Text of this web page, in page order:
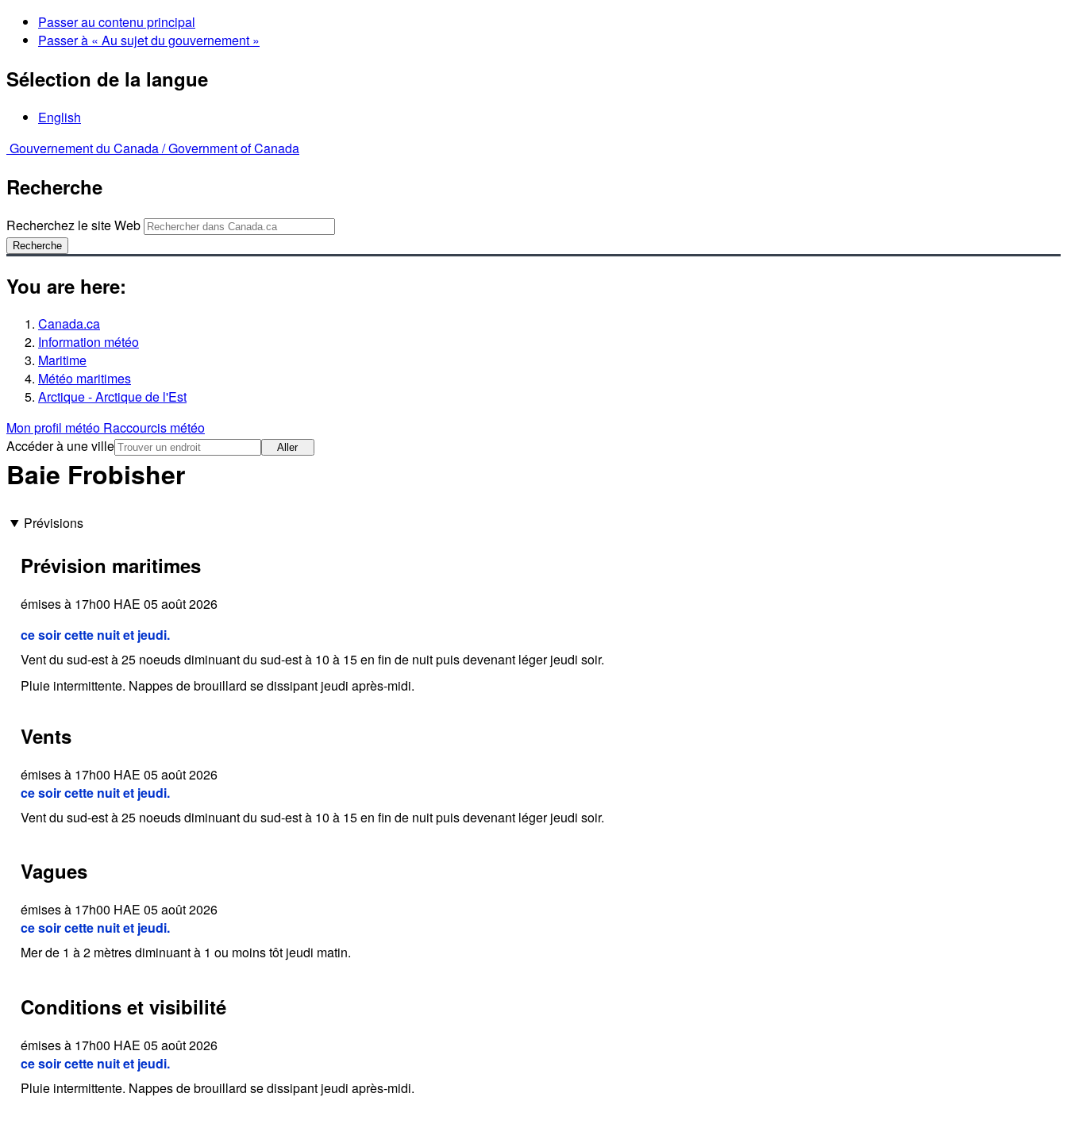
Passer au contenu principal
Passer à « Au sujet du gouvernement »
Sélection de la langue
English
Gouvernement du Canada /Government of Canada
Recherche
Recherchez le site Web
Recherche
You are here:
Canada.ca
Information météo
Maritime
Météo maritimes
Arctique - Arctique de l'Est
Mon profil météo Raccourcis météo
Accéder à une ville
Aller
Baie Frobisher
Prévisions
Prévision maritimes
émises à 17h00 HAE 05 août 2026
ce soir cette nuit et jeudi.
Vent du sud-est à 25 noeuds diminuant du sud-est à 10 à 15 en fin de nuit puis devenant léger jeudi soir.
Pluie intermittente. Nappes de brouillard se dissipant jeudi après-midi.
Vents
émises à 17h00 HAE 05 août 2026
ce soir cette nuit et jeudi.
Vent du sud-est à 25 noeuds diminuant du sud-est à 10 à 15 en fin de nuit puis devenant léger jeudi soir.
Vagues
émises à 17h00 HAE 05 août 2026
ce soir cette nuit et jeudi.
Mer de 1 à 2 mètres diminuant à 1 ou moins tôt jeudi matin.
Conditions et visibilité
émises à 17h00 HAE 05 août 2026
ce soir cette nuit et jeudi.
Pluie intermittente. Nappes de brouillard se dissipant jeudi après-midi.